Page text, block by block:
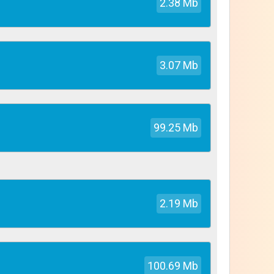
То есть необходимо обеспечить
личных проблем стоит правильно
знакомства, найти друзей. Как и в
В случае неправильной
3.07 Mb
99.25 Mb
2.19 Mb
100.69 Mb